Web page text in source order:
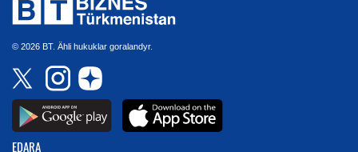
© 2026 BT. Ähli hukuklar goralandyr.
EDARA